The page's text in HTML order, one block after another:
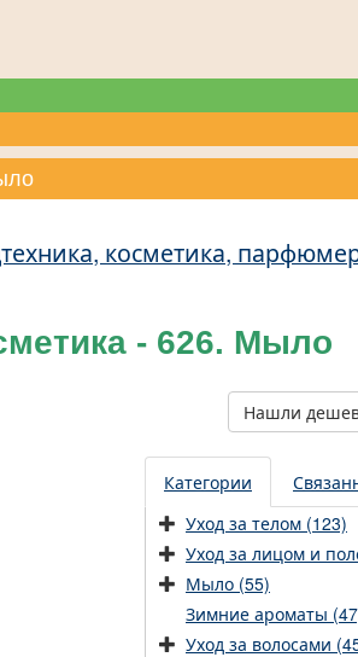
косметика,
- 626. Мыло
Нашли
Категории
Уход за телом (123)
Уход за лицом и
Мыло (55)
Зимние ароматы
Уход за волосами